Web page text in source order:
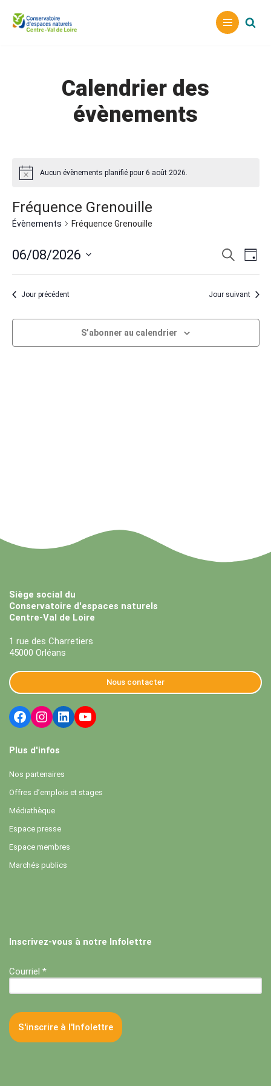
Aller
Calendrier des
évènements
Aucun évènements planifié pour 6 août 2026.
Fréquence Grenouille
Évènements Fréquence Grenouille
et
de
vues
Recherche
de
Jour
06/08/2026
date.
Jour précédent Jour suivant
S’abonner au calendrier
Siège social du
Conservatoire d'espaces naturels
Centre-Val de Loire
1 rue des Charretiers
45000 Orléans
Nous contacter
Plus d'infos
Nos partenaires
Offres d’emplois et stages
Médiathèque
Espace presse
Espace membres
Marchés publics
Inscrivez-vous à notre Infolettre
Courriel *